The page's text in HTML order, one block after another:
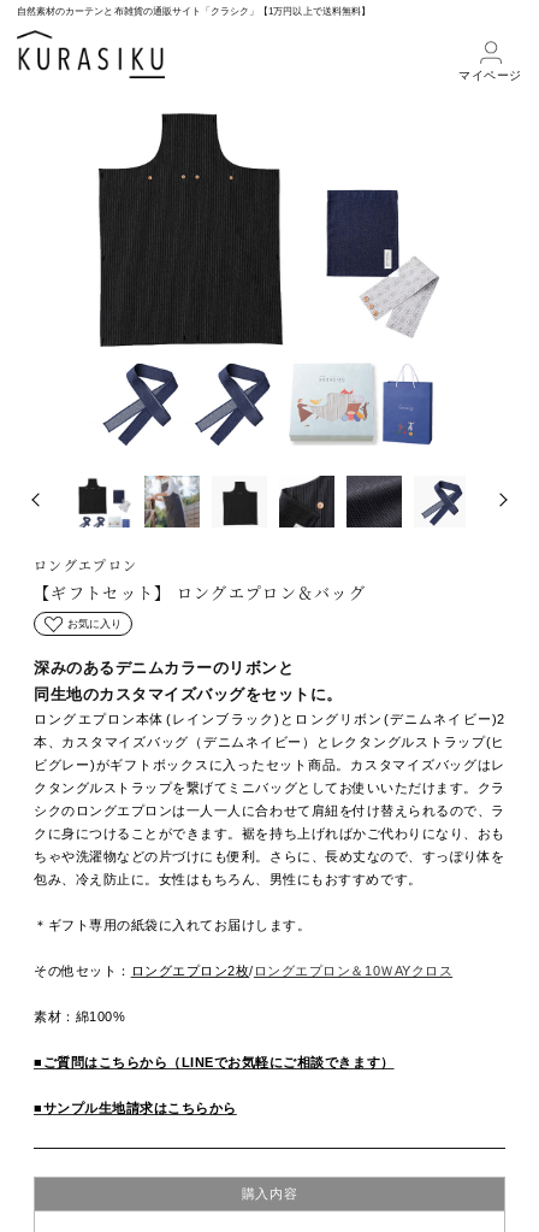
自然素材のカーテンと布雑貨の通販サイト「クラシク」【1万円以上で送料無料】
マイページ
ロングエプロン
【ギフトセット】 ロングエプロン＆バッグ
お気に入り
深みのあるデニムカラーのリボンと
同生地のカスタマイズバッグをセットに。
ロングエプロン本体(レインブラック)とロングリボン(デニムネイビー)2
本、カスタマイズバッグ（デニムネイビー）とレクタングルストラップ(ヒ
ビグレー)がギフトボックスに入ったセット商品。カスタマイズバッグはレ
クタングルストラップを繋げてミニバッグとしてお使いいただけます。クラ
シクのロングエプロンは一人一人に合わせて肩紐を付け替えられるので、ラ
クに身につけることができます。裾を持ち上げればかご代わりになり、おも
ちゃや洗濯物などの片づけにも便利。さらに、長め丈なので、すっぽり体を
包み、冷え防止に。女性はもちろん、男性にもおすすめです。
＊ギフト専用の紙袋に入れてお届けします。
その他セット： ロングエプロン2枚/ ロングエプロン＆10ＷAYクロス
素材：綿100%
■ご質問はこちらから（LINEでお気軽にご相談できます）
■サンプル生地請求はこちらから
購入内容